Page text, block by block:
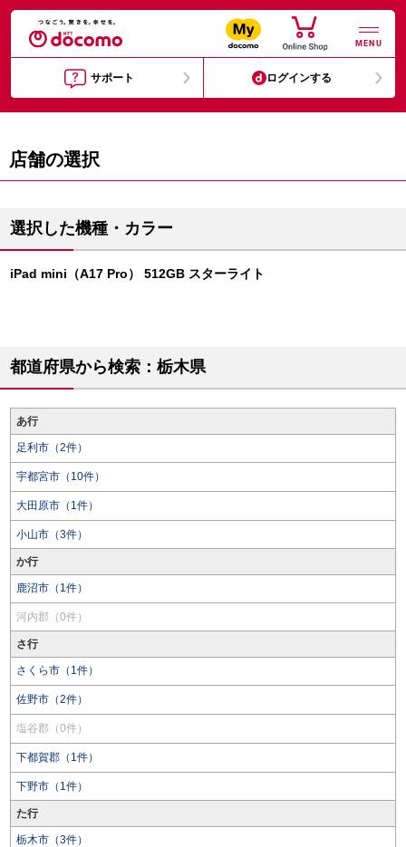
MENU
サポート ログインする
店舗の選択
選択した機種・カラー
iPad mini（A17 Pro） 512GB スターライト
都道府県から検索：栃木県
あ行
足利市（2件）
宇都宮市（10件）
大田原市（1件）
小山市（3件）
か行
鹿沼市（1件）
河内郡（0件）
さ行
さくら市（1件）
佐野市（2件）
塩谷郡（0件）
下都賀郡（1件）
下野市（1件）
た行
栃木市（3件）